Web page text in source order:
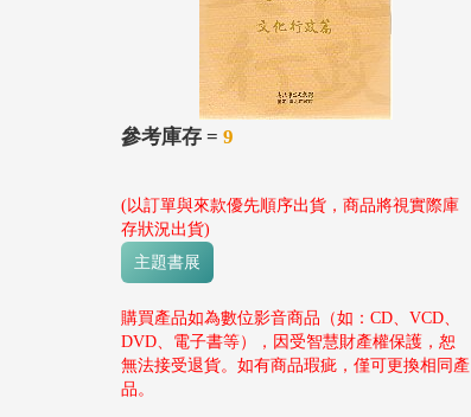
參考庫存 = 9
(以訂單與來款優先順序出貨，商品將視實際庫
存狀況出貨)
主題書展
購買產品如為數位影音商品（如：CD、VCD、
DVD、電子書等），因受智慧財產權保護，恕
無法接受退貨。如有商品瑕疵，僅可更換相同產
品。